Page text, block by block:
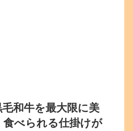
毛和牛を最大限に美
食べられる仕掛けが